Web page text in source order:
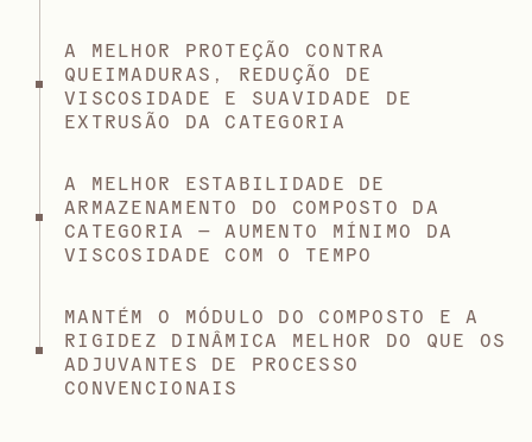
A MELHOR PROTEÇÃO CONTRA
QUEIMADURAS, REDUÇÃO DE
VISCOSIDADE E SUAVIDADE DE
EXTRUSÃO DA CATEGORIA
A MELHOR ESTABILIDADE DE
ARMAZENAMENTO DO COMPOSTO DA
CATEGORIA — AUMENTO MÍNIMO DA
VISCOSIDADE COM O TEMPO
MANTÉM O MÓDULO DO COMPOSTO E A
RIGIDEZ DINÂMICA MELHOR DO QUE OS
ADJUVANTES DE PROCESSO
CONVENCIONAIS